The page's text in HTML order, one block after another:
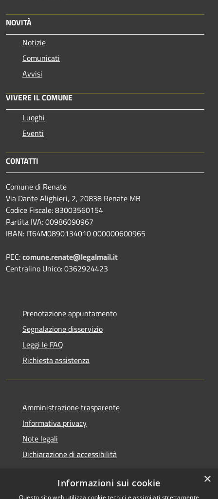
NOVITÀ
Notizie
Comunicati
Avvisi
VIVERE IL COMUNE
Luoghi
Eventi
CONTATTI
Comune di Renate
Via Dante Alighieri, 2, 20838 Renate MB
Codice Fiscale: 83003560154
Partita IVA: 00986090967
IBAN: IT64M0890134010 000000600965
PEC:comune.renate@legalmail.it
Centralino Unico: 0362924423
Prenotazione appuntamento
Segnalazione disservizio
Leggi le FAQ
Richiesta assistenza
Amministrazione trasparente
Informativa privacy
Note legali
Dichiarazione di accessibilità
×
Informazioni sui cookie
Questo sito web utilizza cookie tecnici e assimilati strettamente